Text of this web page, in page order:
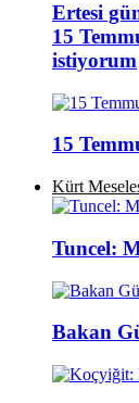
Ertesi
15
istiyorum
15
Kürt
Tuncel:
Bakan